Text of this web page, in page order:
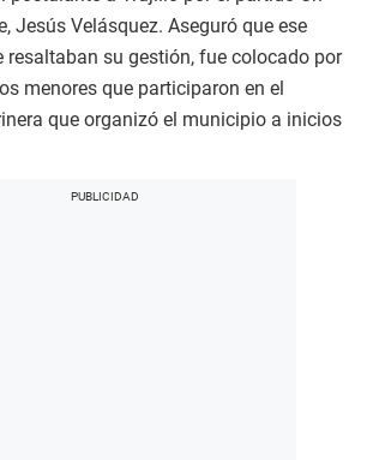
Jesús Velásquez. Aseguró que ese
resaltaban su gestión, fue colocado por
menores que participaron en el
que organizó el municipio a inicios